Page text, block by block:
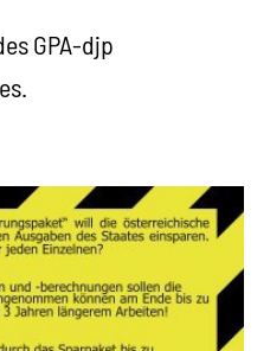
GPA-djp